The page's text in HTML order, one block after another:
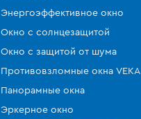
Энергоэффективное окно
Окно с солнцезащитой
Окно с защитой от шума
Противовзломные окна VEKA
Панорамные окна
Эркерное окно